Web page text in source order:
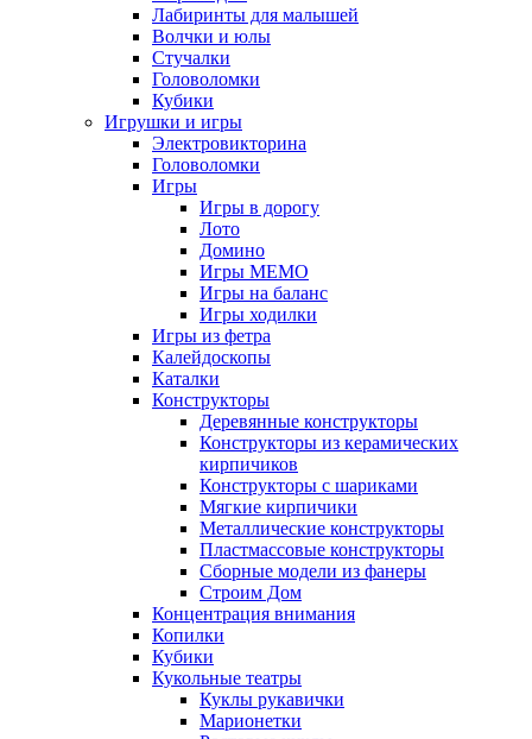
Лабиринты для малышей
Волчки и юлы
Стучалки
Головоломки
Кубики
Игрушки и игры
Электровикторина
Головоломки
Игры
Игры в дорогу
Лото
Домино
Игры МЕМО
Игры на баланс
Игры ходилки
Игры из фетра
Калейдоскопы
Каталки
Конструкторы
Деревянные конструкторы
Конструкторы из керамических
кирпичиков
Конструкторы с шариками
Мягкие кирпичики
Металлические конструкторы
Пластмассовые конструкторы
Сборные модели из фанеры
Строим Дом
Концентрация внимания
Копилки
Кубики
Кукольные театры
Куклы рукавички
Марионетки